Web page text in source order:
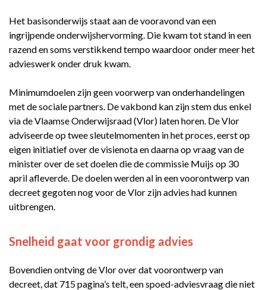
Het basisonderwijs staat aan de vooravond van een
ingrijpende onderwijshervorming. Die kwam tot stand in een
razend en soms verstikkend tempo waardoor onder meer het
advieswerk onder druk kwam.
Minimumdoelen zijn geen voorwerp van onderhandelingen
met de sociale partners. De vakbond kan zijn stem dus enkel
via de Vlaamse Onderwijsraad (Vlor) laten horen. De Vlor
adviseerde op twee sleutelmomenten in het proces, eerst op
eigen initiatief over de visienota en daarna op vraag van de
minister over de set doelen die de commissie Muijs op 30
april afleverde. De doelen werden al in een voorontwerp van
decreet gegoten nog voor de Vlor zijn advies had kunnen
uitbrengen.
Snelheid gaat voor grondig advies
Bovendien ontving de Vlor over dat voorontwerp van
decreet, dat 715 pagina’s telt, een spoed-adviesvraag die niet